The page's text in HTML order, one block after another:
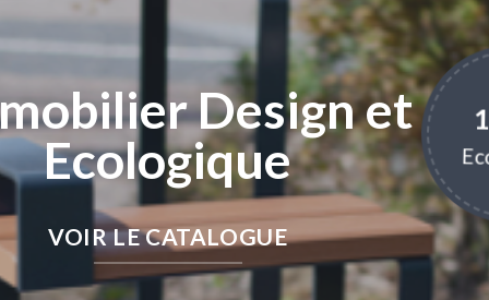
Design et
Ecologique
VOIR LE CATALOGUE